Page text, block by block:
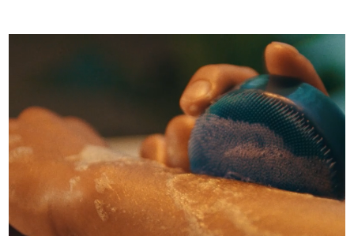
阿拉伯联合酋长国 预计送达日期8/9/26
预计送达日期 8/8/26
美国 预计送达日期8/9/26
乌兹别克斯坦 预计送达日期8/13/26
预计送达日期8/14/26